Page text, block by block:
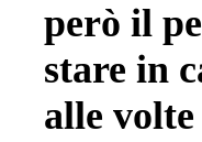
però il
stare in
alle